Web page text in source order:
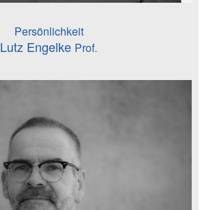
Persönlichkeit
Lutz Engelke Prof.